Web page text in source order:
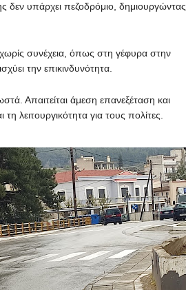
δεν υπάρχει πεζοδρόμιο, δημιουργώντας
συνέχεια, όπως στη γέφυρα στην
την επικινδυνότητα.
Απαιτείται άμεση επανεξέταση και
για τους πολίτες.